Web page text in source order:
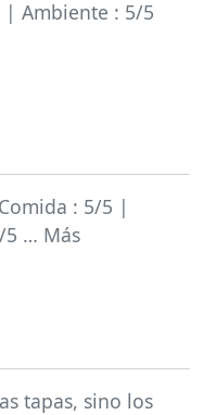
| Ambiente : 5/5
: 5/5 |
5 … Más
tapas, sino los